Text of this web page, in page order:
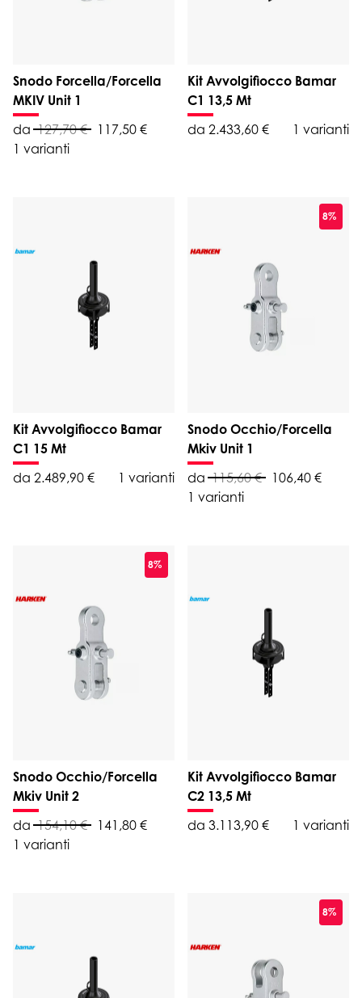
Snodo Forcella/Forcella
MKIV Unit 1
da 127,70 €
117,50 €
1 varianti
Kit Avvolgifiocco Bamar
C1 13,5 Mt
da 2.433,60 €
1 varianti
Kit Avvolgifiocco Bamar
C1 15 Mt
da 2.489,90 €
1 varianti
8%
Snodo Occhio/Forcella
Mkiv Unit 1
da 115,60 €
106,40 €
1 varianti
8%
Snodo Occhio/Forcella
Mkiv Unit 2
da 154,10 €
141,80 €
1 varianti
Kit Avvolgifiocco Bamar
C2 13,5 Mt
da 3.113,90 €
1 varianti
8%